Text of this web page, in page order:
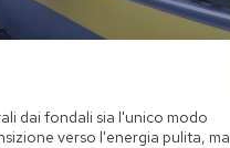
dai fondali sia l'unico modo
verso l'energia pulita, ma